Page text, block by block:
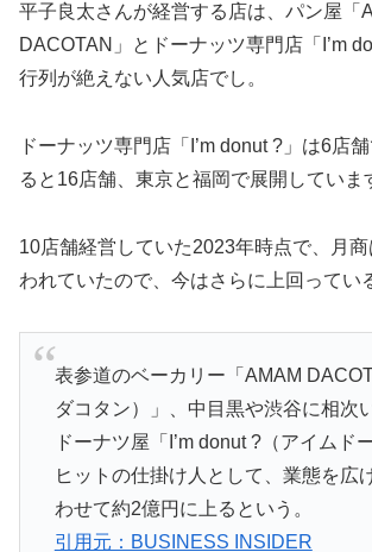
平子良太さんが経営する店は、パン屋「
DACOTAN」とドーナッツ専門店「I’m
行列が絶えない人気店でし。
ドーナッツ専門店「I’m donut ?」は6店
ると16店舗、東京と福岡で展開していま
10店舗経営していた2023年時点で、月
われていたので、今はさらに上回ってい
表参道のベーカリー「AMAM
ダコタン）」、中目黒や渋谷に相次
ドーナツ屋「I’m donut ?（アイムド
ヒットの仕掛け人として、業態を広
わせて約2億円に上るという。
引用元：BUSINESS INSIDER